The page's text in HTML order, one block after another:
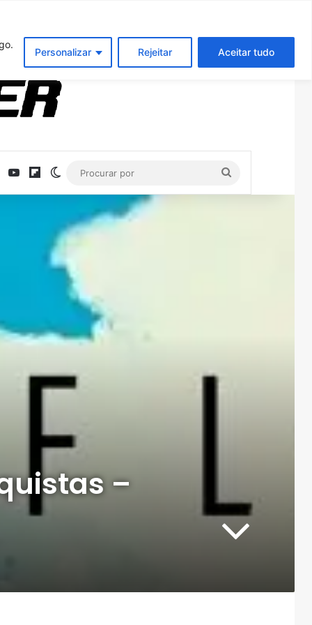
Personalizar Rejeitar Aceitar tudo
YouTubeFlipboardSwitch skin
por
–